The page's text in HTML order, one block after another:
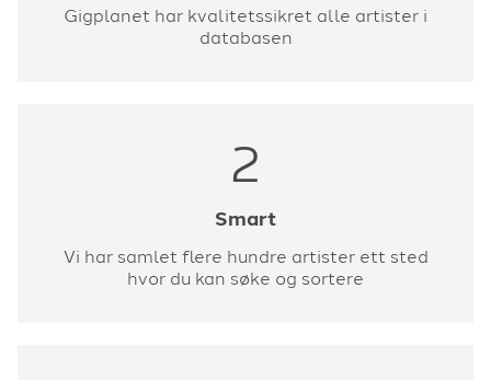
Gigplanet har kvalitetssikret alle artister i
databasen
2
Smart
Vi har samlet flere hundre artister ett sted
hvor du kan søke og sortere